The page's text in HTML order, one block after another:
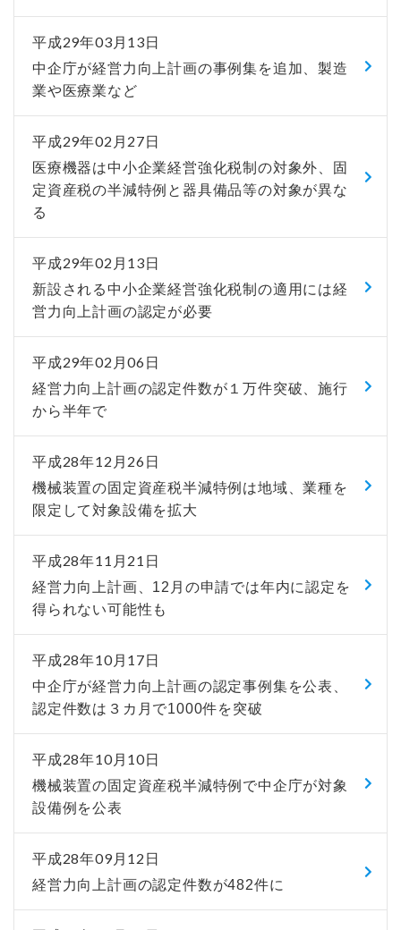
平成29年03月13日
中企庁が経営力向上計画の事例集を追加、製造
業や医療業など
平成29年02月27日
医療機器は中小企業経営強化税制の対象外、固
定資産税の半減特例と器具備品等の対象が異な
る
平成29年02月13日
新設される中小企業経営強化税制の適用には経
営力向上計画の認定が必要
平成29年02月06日
経営力向上計画の認定件数が１万件突破、施行
から半年で
平成28年12月26日
機械装置の固定資産税半減特例は地域、業種を
限定して対象設備を拡大
平成28年11月21日
経営力向上計画、12月の申請では年内に認定を
得られない可能性も
平成28年10月17日
中企庁が経営力向上計画の認定事例集を公表、
認定件数は３カ月で1000件を突破
平成28年10月10日
機械装置の固定資産税半減特例で中企庁が対象
設備例を公表
平成28年09月12日
経営力向上計画の認定件数が482件に